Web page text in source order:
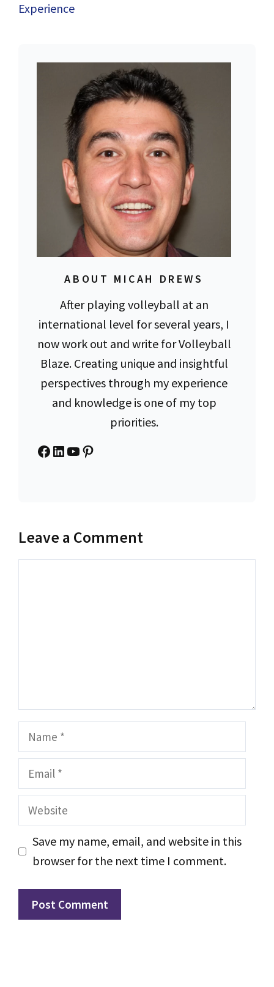
Experience
ABOUT MICAH DREWS
After playing volleyball at an
international level for several years, I
now work out and write for Volleyball
Blaze. Creating unique and insightful
perspectives through my experience
and knowledge is one of my top
priorities.
Facebook
LinkedIn
YouTube
Pinterest
Leave a Comment
Name
Email
Website
Save my name, email, and website in this
browser for the next time I comment.